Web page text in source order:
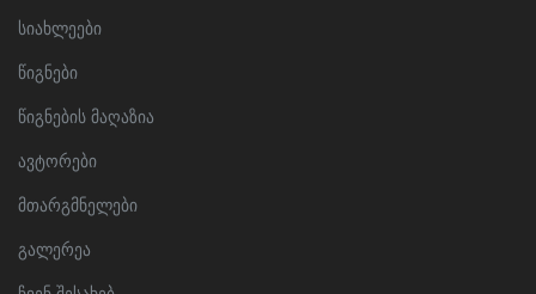
სიახლეები
წიგნები
წიგნების მაღაზია
ავტორები
მთარგმნელები
გალერეა